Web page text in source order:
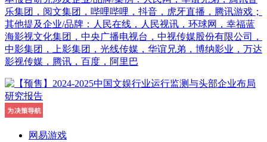
乐集团，阅文集团，哔哩哔哩，抖音，虎牙直播，腾讯游戏；
其他提及企业/品牌：人民在线，人民视讯，环球网，幸福蓝
海影视文化集团，中央广播电视台，中视传媒股份有限公司，
中影集团，上影集团，光线传媒，华谊兄弟，博纳影业，万达
影视传媒，腾讯，百度，阿里巴
网易游戏